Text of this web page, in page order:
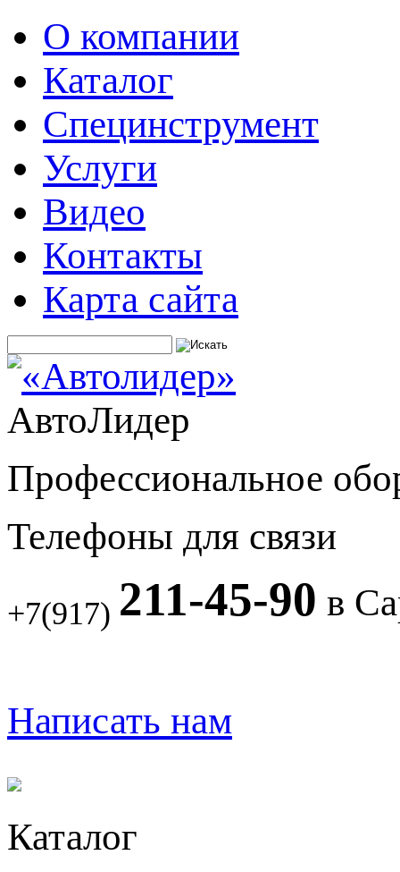
О компании
Каталог
Специнструмент
Услуги
Видео
Контакты
Карта сайта
АвтоЛидер
Профессиональное
Телефоны для связи
+7(917) 211-45-90 в
Написать нам
Каталог